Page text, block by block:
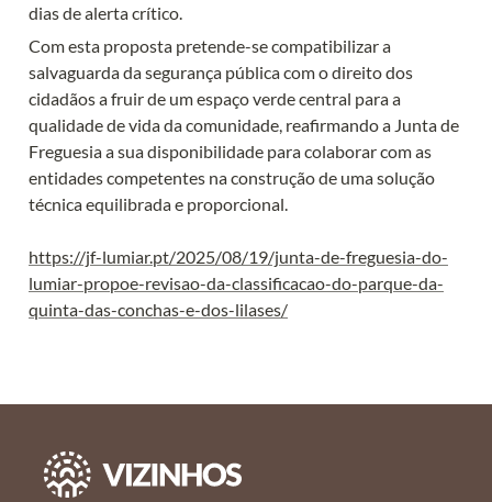
dias de alerta crítico.
Com esta proposta pretende-se compatibilizar a
salvaguarda da segurança pública com o direito dos
cidadãos a fruir de um espaço verde central para a
qualidade de vida da comunidade, reafirmando a Junta de
Freguesia a sua disponibilidade para colaborar com as
entidades competentes na construção de uma solução
técnica equilibrada e proporcional.
https://jf-lumiar.pt/2025/08/19/junta-de-freguesia-do-
lumiar-propoe-revisao-da-classificacao-do-parque-da-
quinta-das-conchas-e-dos-lilases/